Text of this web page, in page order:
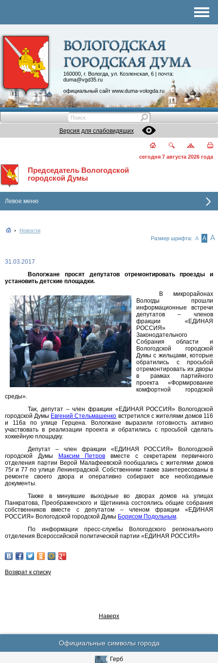
160000, г. Вологда, ул. Козленская, 6 | почта:
duma@vgd35.ru
официальный сайт www.duma-vologda.ru
Контакты
Депутатские объединения
Версия для слабовидящих
сегодня 7 августа 2026 года
Председатель Вологодской
городской Думы
Левое меню
Новости
Размер шрифта: А А А
31.03.2017
Вологжане просят депутатов отремонтировать проезды и
установить детские площадки.
В микрорайонах
Вологды прошли
информационные встречи
депутатов – членов
фракции «ЕДИНАЯ
РОССИЯ»
Законодательного
Собрания области и
Вологодской городской
Думы с жильцами, которые
обратились с просьбой
отремонтировать их дворы
в рамках партийного
проекта «Формирование
комфортной городской
среды».
Так, депутат – член фракции «ЕДИНАЯ РОССИЯ» Вологодской
городской Думы Евгений Стельмашенко встретился с жителями домов 116
и 116а по улице Герцена. Вологжане выразили готовность активно
участвовать в реализации проекта и обратились с просьбой сделать
хоккейную площадку.
Депутат – член фракции «ЕДИНАЯ РОССИЯ» Вологодской
городской Думы
Максим Петров вместе с секретарем первичного
отделения партии Верой Малафеевской пообщались с жителями домов
75г и 77 по улице Ленинградской. Собственники также заинтересованы в
ремонте своего двора и оперативно собирают все необходимые
документы.
Также в минувшие выходные во дворах домов на улицах
Панкратова, Преображенского и Щетинина состоялись общие собрания
собственников вместе с депутатом – членом фракции «ЕДИНАЯ
РОССИЯ» Вологодской городской Думы Борисом Подольным.
По информации пресс-службы Вологодского регионального
отделения Всероссийской политической партии «ЕДИНАЯ РОССИЯ»
Возврат к списку
Наверх
Официальные символы города
Герб